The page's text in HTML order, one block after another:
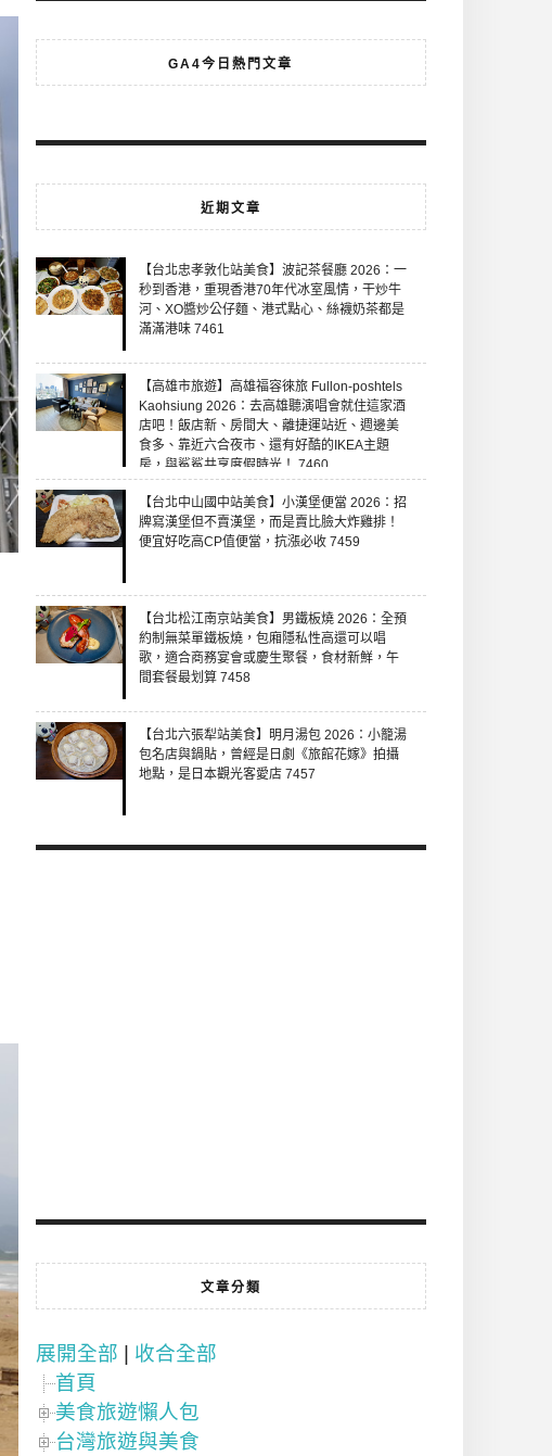
GA4今日熱門文章
近期文章
【台北忠孝敦化站美食】波記茶餐廳 2026：一
秒到香港，重現香港70年代冰室風情，干炒牛
河、XO醬炒公仔麵、港式點心、絲襪奶茶都是
滿滿港味 7461
【高雄市旅遊】高雄福容徠旅 Fullon-poshtels
Kaohsiung 2026：去高雄聽演唱會就住這家酒
店吧！飯店新、房間大、離捷運站近、週邊美
食多、靠近六合夜市、還有好酷的IKEA主題
房，與鯊鯊共享度假時光！ 7460
【台北中山國中站美食】小漢堡便當 2026：招
牌寫漢堡但不賣漢堡，而是賣比臉大炸雞排！
便宜好吃高CP值便當，抗漲必收 7459
【台北松江南京站美食】男鐵板燒 2026：全預
約制無菜單鐵板燒，包廂隱私性高還可以唱
歌，適合商務宴會或慶生聚餐，食材新鮮，午
間套餐最划算 7458
【台北六張犁站美食】明月湯包 2026：小籠湯
包名店與鍋貼，曾經是日劇《旅館花嫁》拍攝
地點，是日本觀光客愛店 7457
文章分類
展開全部
收合全部
首頁
美食旅遊懶人包
台灣旅遊與美食